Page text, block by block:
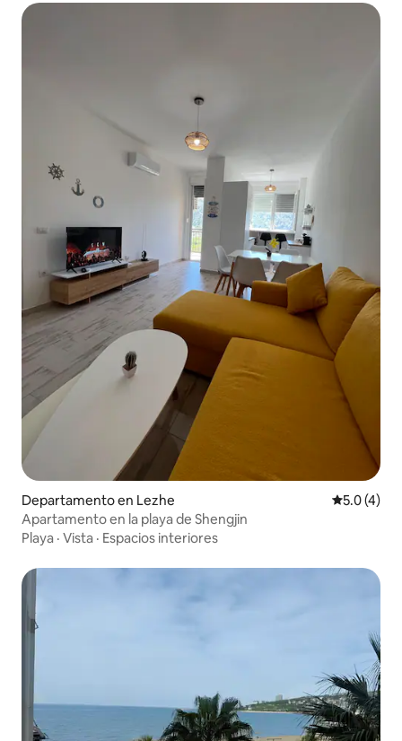
Departamento en Lezhe
5.0 (4)
Apartamento en la playa de Shengjin
Playa · Vista · Espacios interiores